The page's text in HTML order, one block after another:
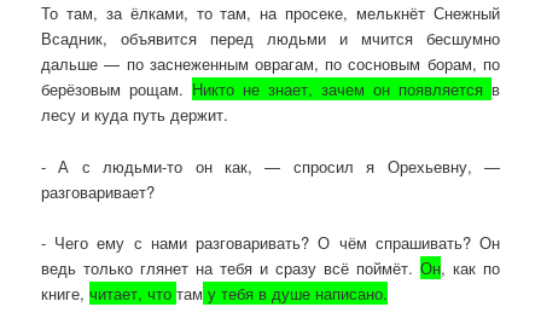
То там, за ёлками, то там, на просеке, мелькнёт Снежный
Всадник, объявится перед людьми и мчится бесшумно
дальше — по заснеженным оврагам, по сосновым борам, по
берёзовым рощам. Никто не знает, зачем он появляется в
лесу и куда путь держит.
- А с людьми-то он как, — спросил я Орехьевну, —
разговаривает?
- Чего ему с нами разговаривать? О чём спрашивать? Он
ведь только глянет на тебя и сразу всё поймёт. Он, как по
книге,читает, чтотам у тебя в душе написано.